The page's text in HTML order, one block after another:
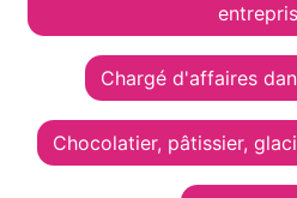
Chargé d'affaires
Chocolatier, pâtissier,